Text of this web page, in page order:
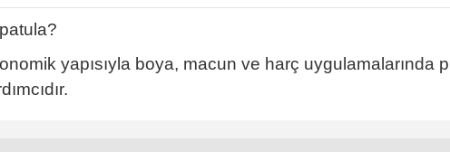
yapısıyla boya, macun ve harç